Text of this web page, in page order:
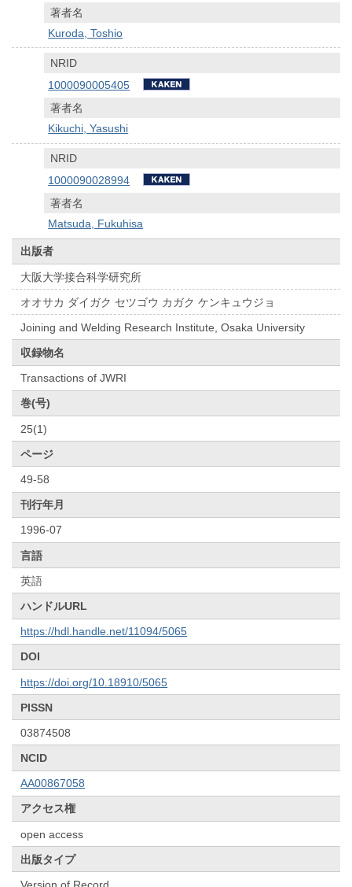
著者名
Kuroda, Toshio
NRID
1000090005405
著者名
Kikuchi, Yasushi
NRID
1000090028994
著者名
Matsuda, Fukuhisa
出版者
大阪大学接合科学研究所
オオサカ ダイガク セツゴウ カガク ケンキュウジョ
Joining and Welding Research Institute, Osaka University
収録物名
Transactions of JWRI
巻(号)
25(1)
ページ
49-58
刊行年月
1996-07
言語
英語
ハンドルURL
https://hdl.handle.net/11094/5065
DOI
https://doi.org/10.18910/5065
PISSN
03874508
NCID
AA00867058
アクセス権
open access
出版タイプ